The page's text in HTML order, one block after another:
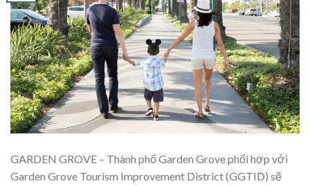
GARDEN GROVE – Thành phố Garden Grove phối hợp với
Garden Grove Tourism Improvement District (GGTID) sẽ